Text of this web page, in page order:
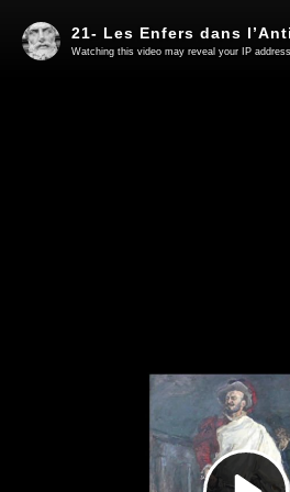
21- Les Enfers dans
Watching this video may reveal your IP